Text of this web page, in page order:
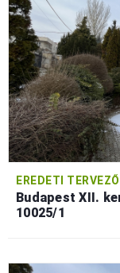
EREDETI
Budapest XII.
10025/1